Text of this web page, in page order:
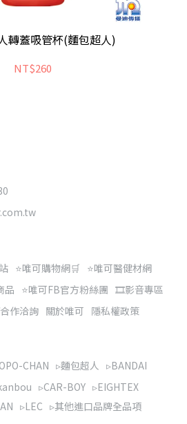
轉蓋吸管杯(麵包超人)
NT$260
⭐唯可購物網🛒 ⭐唯可醫健材網
品 ⭐唯可FB官方粉絲團 🎞️影音專區
作洽詢 關於唯可 隱私權政策
CHAN ▹麵包超人 ▹BANDAI
▹CAR-BOY ▹EIGHTEX
▹LEC ▹其他進口品牌全品項